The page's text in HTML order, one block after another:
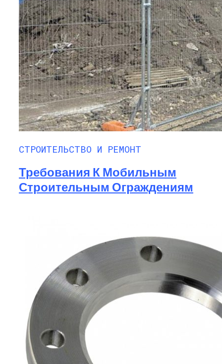
СТРОИТЕЛЬСТВО И РЕМОНТ
Требования К Мобильным
Строительным Ограждениям